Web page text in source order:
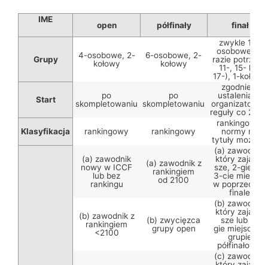
IME
open półfinały finał
Grupy
4-osobowe, 2-
kołowy
6-osobowe, 2-
kołowy
zwykle 13-
osobowe (w
razie potrzeby
11-, 15- lub
17-), 1-kołowy
Start
po
skompletowaniu
po
skompletowaniu
zgodnie z
ustaleniami
organizatora, z
reguły co 2
Klasyfikacja
rankingowy rankingowy
rankingowy,
normy na
tytuły możliwe
(a) zawodnik
nowy w ICCF
lub bez
rankingu
(a) zawodnik z
rankingiem
od 2100
(a) zawodnik,
który zajął 1-
sze, 2-gie lub
3-cie miejsce
w poprzednim
finale
(b) zawodnik z
rankingiem
<2100
(b) zwycięzca
grupy open
(b) zawodnik,
który zajął 1-
sze lub 2-
gie miejsce w
grupie
półfinałowej
(c) zawodnik,